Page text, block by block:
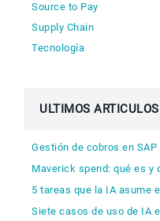
Source to Pay
Supply Chain
Tecnología
ULTIMOS ARTICULOS
Gestión de cobros en
Maverick spend: qué es y
5 tareas que la IA asume
Siete casos de uso de IA